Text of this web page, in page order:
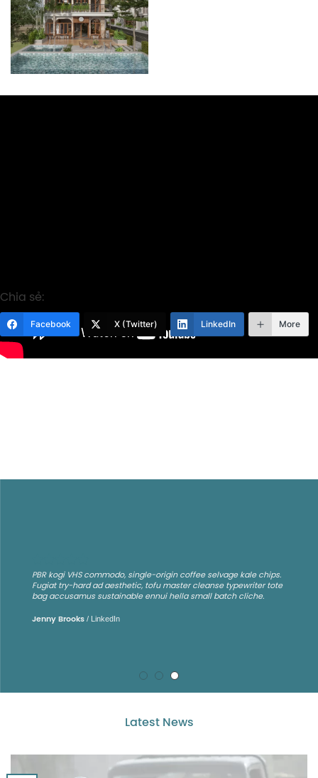
Chia sẻ:
Facebook X (Twitter) LinkedIn More
PBR kogi VHS commodo, single-origin coffee selvage kale chips.
Fugiat try-hard ad aesthetic, tofu master cleanse typewriter tote
bag accusamus sustainable ennui hella small batch cliche.
Jenny Brooks / LinkedIn
Latest News